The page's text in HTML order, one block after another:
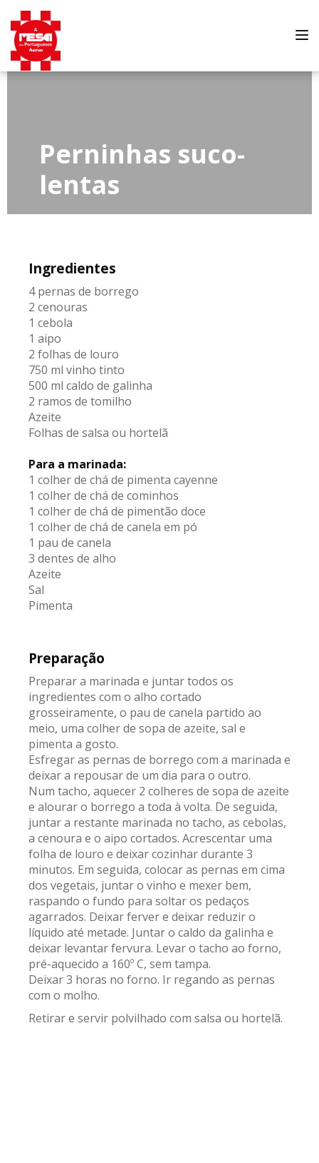
Perninhas suco-
lentas
Ingredientes
4 pernas de borrego
2 cenouras
1 cebola
1 aipo
2 folhas de louro
750 ml vinho tinto
500 ml caldo de galinha
2 ramos de tomilho
Azeite
Folhas de salsa ou hortelã
Para a marinada:
1 colher de chá de pimenta cayenne
1 colher de chá de cominhos
1 colher de chá de pimentão doce
1 colher de chá de canela em pó
1 pau de canela
3 dentes de alho
Azeite
Sal
Pimenta
Preparação
Preparar a marinada e juntar todos os
ingredientes com o alho cortado
grosseiramente, o pau de canela partido ao
meio, uma colher de sopa de azeite, sal e
pimenta a gosto.
Esfregar as pernas de borrego com a marinada e
deixar a repousar de um dia para o outro.
Num tacho, aquecer 2 colheres de sopa de azeite
e alourar o borrego a toda à volta. De seguida,
juntar a restante marinada no tacho, as cebolas,
a cenoura e o aipo cortados. Acrescentar uma
folha de louro e deixar cozinhar durante 3
minutos. Em seguida, colocar as pernas em cima
dos vegetais, juntar o vinho e mexer bem,
raspando o fundo para soltar os pedaços
agarrados. Deixar ferver e deixar reduzir o
líquido até metade. Juntar o caldo da galinha e
deixar levantar fervura. Levar o tacho ao forno,
pré-aquecido a 160º C, sem tampa.
Deixar 3 horas no forno. Ir regando as pernas
com o molho.
Retirar e servir polvilhado com salsa ou hortelã.